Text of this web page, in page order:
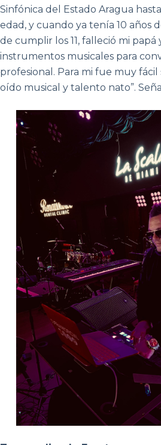
Sinfónica del Estado Aragua
edad, y cuando ya tenía 10 años
de cumplir los 11, falleció mi papá
instrumentos musicales para
profesional. Para mi fue muy fácil
oído musical y talento nato”.